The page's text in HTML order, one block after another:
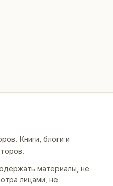
Книги, блоги и
материалы, не
лицами, не